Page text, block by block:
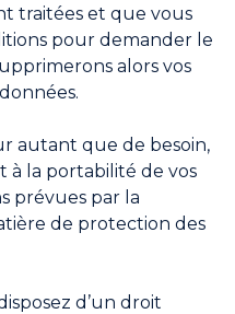
traitées et que vous
pour demander le
alors vos
autant que de besoin,
à la portabilité de vos
prévues par la
de protection des
d’un droit